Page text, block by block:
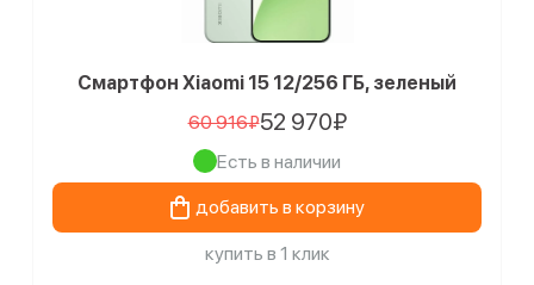
Смартфон Xiaomi 15 12/256 ГБ, зеленый
60 916₽52 970₽
Есть в наличии
добавить в корзину
купить в 1 клик